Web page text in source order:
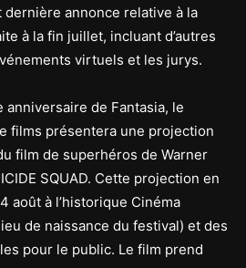
annonce relative à la
à la fin juillet, incluant d’autres
virtuels et les jurys.
de Fantasia, le
films présentera une projection
film de superhéros de Warner
SQUAD. Cette projection en
août à l’historique Cinéma
de naissance du festival) et des
pour le public. Le film prend